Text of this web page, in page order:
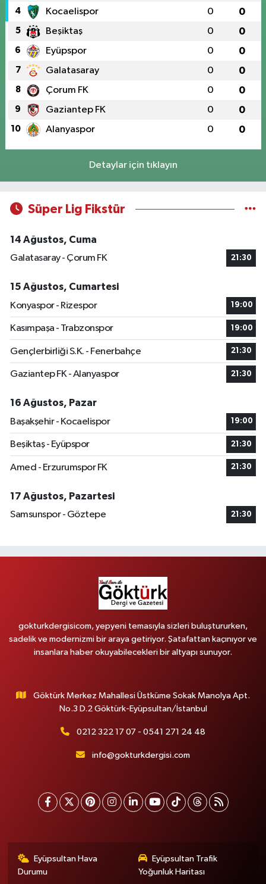
4 Kocaelispor 0 0
5 Beşiktaş 0 0
6 Eyüpspor 0 0
7 Galatasaray 0 0
8 Çorum FK 0 0
9 Gaziantep FK 0 0
10 Alanyaspor 0 0
Detaylar için tıklayın
Süper Lig Fikstür
14 Ağustos, Cuma
Galatasaray - Çorum FK
21:30
15 Ağustos, Cumartesi
Konyaspor - Rizespor
19:00
Kasımpaşa - Trabzonspor 19:00
Gençlerbirliği S.K. - Fenerbahçe 21:30
Gaziantep FK - Alanyaspor 21:30
16 Ağustos, Pazar
Başakşehir - Kocaelispor
19:00
Beşiktaş - Eyüpspor 21:30
Amed - Erzurumspor FK 21:30
17 Ağustos, Pazartesi
Samsunspor - Göztepe
21:30
gokturkdergisicom, yepyeni temasıyla sizleri buluştururken,
sadelik ve modernizmi bir araya getiriyor. Şatafattan kaçınıyor ve
insanlara haber okuyabilecekleri bir altyapı sunuyor.
Göktürk Merkez Mahallesi Üstküme Sokak Manolya Apt.
No.3 D.2 Göktürk-Eyüpsultan/İstanbul
0212 322 17 07 - 0541 271 24 48
info@gokturkdergisi.com
Eyüpsultan Hava
Durumu
Eyüpsultan Trafik
Yoğunluk Haritası